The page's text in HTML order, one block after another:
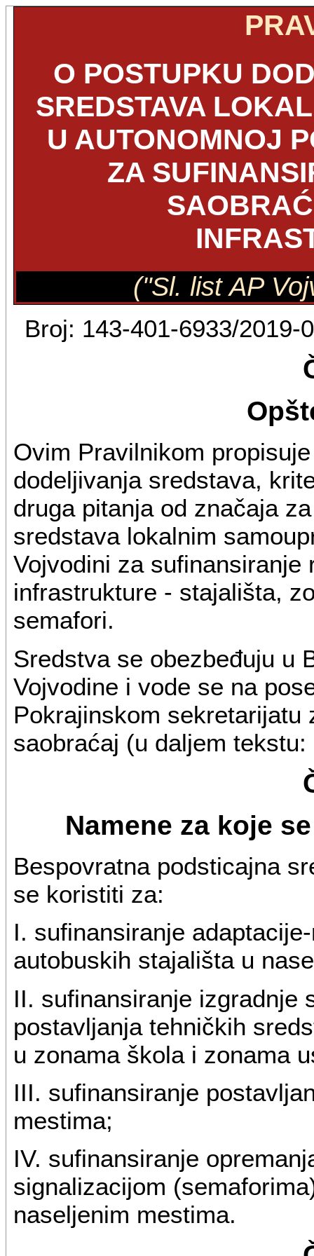
O POSTUPKU
SREDSTAVA
U AUTONOMNOJ
ZA
("Sl. list AP
Broj: 143-401-6933/2019-
Ovim Pravilnikom
dodeljivanja sredstava,
druga pitanja od značaja
sredstava lokalnim
Vojvodini za sufinansiranje
infrastrukture - stajališta,
semafori.
Sredstva se obezbeđuju u
Vojvodine i vode se na
Pokrajinskom sekretarijatu
saobraćaj (u daljem
Namene za koje
Bespovratna podsticajna
se koristiti za:
I. sufinansiranje
autobuskih stajališta u
II. sufinansiranje izgradnje
postavljanja tehničkih
u zonama škola i zonama
III. sufinansiranje
mestima;
IV. sufinansiranje
signalizacijom
naseljenim mestima.